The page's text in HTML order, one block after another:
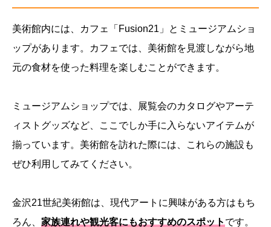
美術館内には、カフェ「Fusion21」とミュージアムショ
ップがあります。カフェでは、美術館を見渡しながら地
元の食材を使った料理を楽しむことができます。
ミュージアムショップでは、展覧会のカタログやアーテ
ィストグッズなど、ここでしか手に入らないアイテムが
揃っています。美術館を訪れた際には、これらの施設も
ぜひ利用してみてください。
金沢21世紀美術館は、現代アートに興味がある方はもち
ろん、 家族連れや観光客にもおすすめのスポットです。